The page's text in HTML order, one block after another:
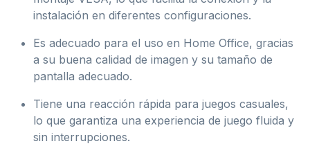
instalación en diferentes configuraciones.
Es adecuado para el uso en Home Office, gracias
a su buena calidad de imagen y su tamaño de
pantalla adecuado.
Tiene una reacción rápida para juegos casuales,
lo que garantiza una experiencia de juego fluida y
sin interrupciones.